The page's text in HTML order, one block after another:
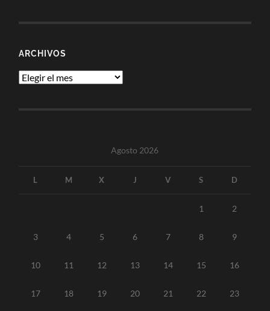
ARCHIVOS
Archivos
Agosto 2026
L M X J V S D
1 2
3 4 5 6 7 8 9
10 11 12 13 14 15 16
17 18 19 20 21 22 23